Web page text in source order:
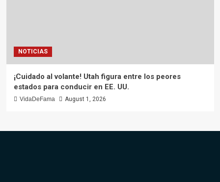
NOTICIAS
¡Cuidado al volante! Utah figura entre los peores
estados para conducir en EE. UU.
VidaDeFama August 1, 2026